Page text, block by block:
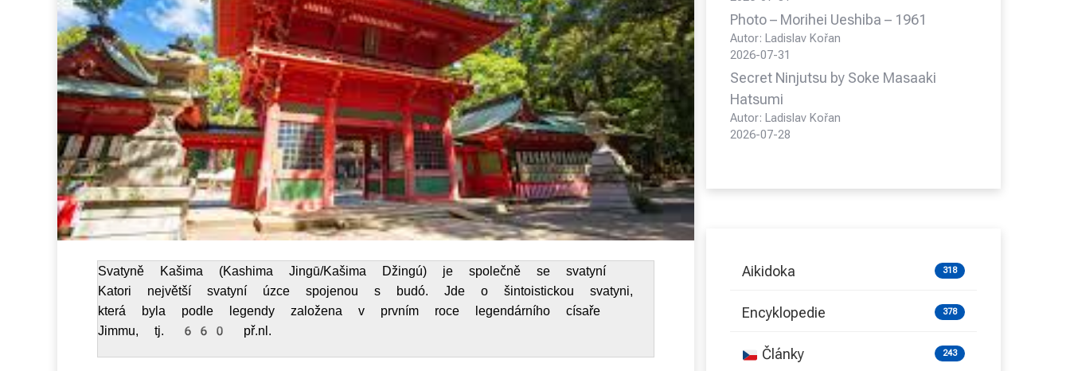
Svatyně Kašima (Kashima Jingū/Kašima Džingú) je společně se svatyní
Katori největší svatyní úzce spojenou s budó. Jde o šintoistickou svatyni,
která byla podle legendy založena v prvním roce legendárního císaře
Jimmu, tj. 660 př.nl.
Photo – Morihei Ueshiba – 1961
Autor: Ladislav Kořan
2026-07-31
Secret Ninjutsu by Soke Masaaki
Hatsumi
Autor: Ladislav Kořan
2026-07-28
Aikidoka 318
Encyklopedie 378
Články 243